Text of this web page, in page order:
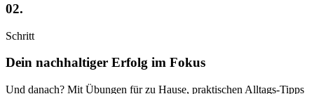
02.
Schritt
Dein nachhaltiger Erfolg im Fokus
Und danach? Mit Übungen für zu Hause, praktischen Alltags-Tipps